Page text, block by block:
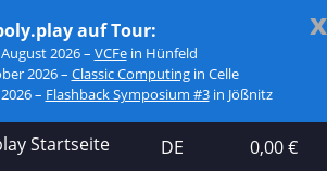
x
auf Tour:
2026 – VCFein Hünfeld
2026 – Classic Computingin Celle
– Flashback Symposium #3in Jößnitz
DE 0,00 €